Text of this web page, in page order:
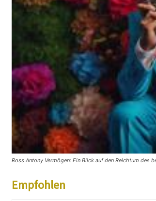
Ross Antony Vermögen: Ein Blick auf den Reichtum des
Empfohlen